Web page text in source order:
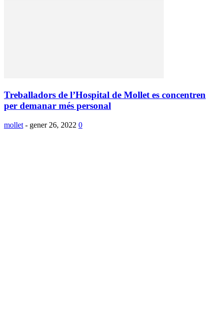
Treballadors de l’Hospital de Mollet es concentren
per demanar més personal
mollet - gener 26, 2022 0